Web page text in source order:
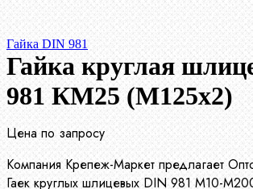
Гайка DIN 981
Гайка круглая
981 КМ25 (М125х2)
Цена по запросу
Компания Крепеж-Маркет предлагает
Гаек круглых шлицевых DIN 981 М10-